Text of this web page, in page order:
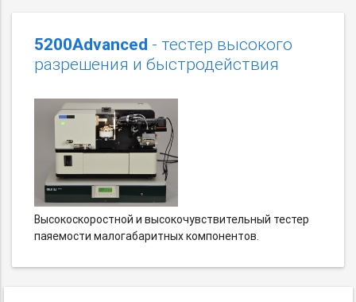
5200Advanced - тестер высокого
разрешения и быстродействия
Высокоскоростной и высокочувствительный тестер
паяемости малогабаритных компонентов.